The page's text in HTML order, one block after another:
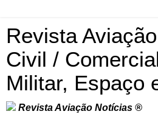
Revista
Civil /
Militar, Espaço
Revista Aviação Notícias ®